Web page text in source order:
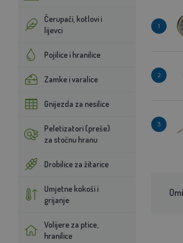
Čerupači, kotlovi i
lijevci
Pojilice i hranilice
Zamke i varalice
Gnijezda za nesilice
Peletizatori (preše)
za stočnu hranu
Drobilice za žitarice
Umjetne kokoši i
grijanje
Volijere za ptice,
hranilice
1
2
3